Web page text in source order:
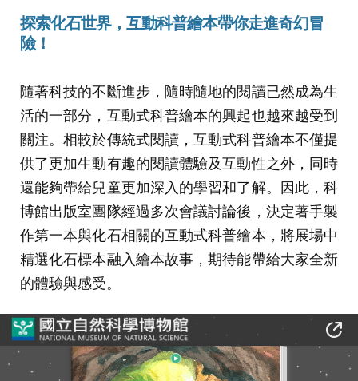
探索化石世界，互動科普繪本帶你走進奇幻冒
險！
隨著科技的不斷進步，隨時隨地的閱讀已然成為生
活的一部分，互動式科普繪本的興起也越來越受到
關注。相較於傳統式閱讀，互動式科普繪本不僅提
供了更加生動有趣的閱讀體驗及互動性之外，同時
還能夠帶給兒童更加深入的學習和了解。因此，科
博館出版室團隊經過多次會議討論後，決定著手製
作第一本與化石相關的互動式科普繪本，將展場中
精選化石標本融入繪本故事，期待能帶給大家全新
的體驗與感受。